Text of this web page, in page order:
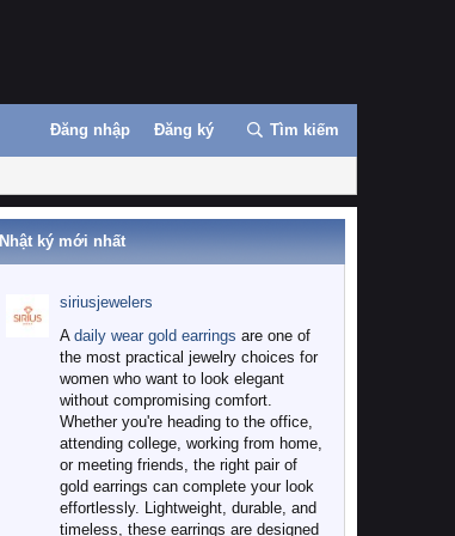
Đăng nhập Đăng ký Tìm kiếm
Nhật ký mới nhất
siriusjewelers
A daily wear gold earrings are one of
the most practical jewelry choices for
women who want to look elegant
without compromising comfort.
Whether you're heading to the office,
attending college, working from home,
or meeting friends, the right pair of
gold earrings can complete your look
effortlessly. Lightweight, durable, and
timeless, these earrings are designed